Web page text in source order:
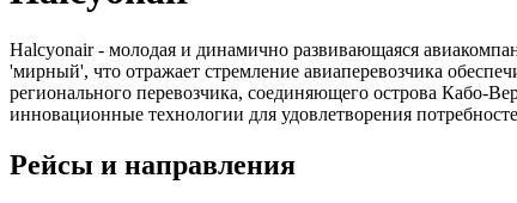
Halcyonair - молодая и динамично развивающаяся
'мирный', что отражает стремление авиаперевозчика
регионального перевозчика, соединяющего острова Кабо-
инновационные технологии для удовлетворения
Рейсы и направления